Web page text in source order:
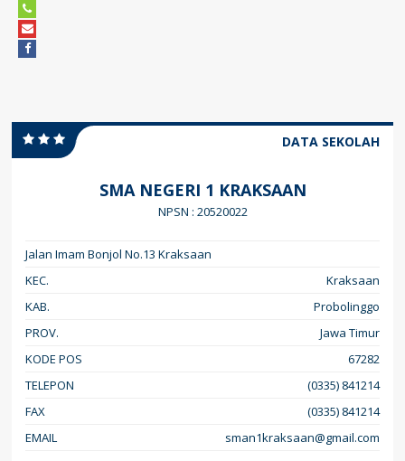
DATA SEKOLAH
SMA NEGERI 1 KRAKSAAN
NPSN : 20520022
Jalan Imam Bonjol No.13 Kraksaan
KEC.
Kraksaan
KAB.
Probolinggo
PROV.
Jawa Timur
KODE POS
67282
TELEPON
(0335) 841214
FAX
(0335) 841214
EMAIL
sman1kraksaan@gmail.com